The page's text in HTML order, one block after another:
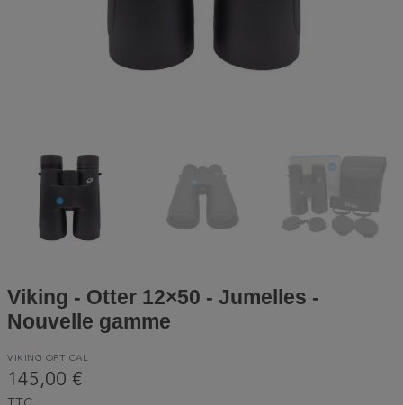
Viking - Otter 12×50 - Jumelles -
Nouvelle gamme
VIKING OPTICAL
145,00 €